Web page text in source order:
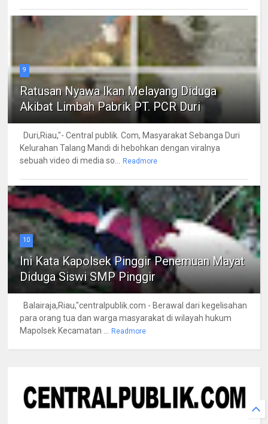
9
Ratusan Nyawa Ikan Melayang Diduga
Akibat Limbah Pabrik PT. PCR Duri
Duri,Riau,"- Central publik. Com, Masyarakat Sebanga Duri
Kelurahan Talang Mandi di hebohkan dengan viralnya
sebuah video di media so... Readmore
10
Ini Kata Kapolsek Pinggir Penemuan Mayat
Diduga Siswi SMP Pinggir
Balairaja,Riau,"centralpublik.com - Berawal dari kegelisahan
para orang tua dan warga masyarakat di wilayah hukum
Mapolsek Kecamatan ... Readmore